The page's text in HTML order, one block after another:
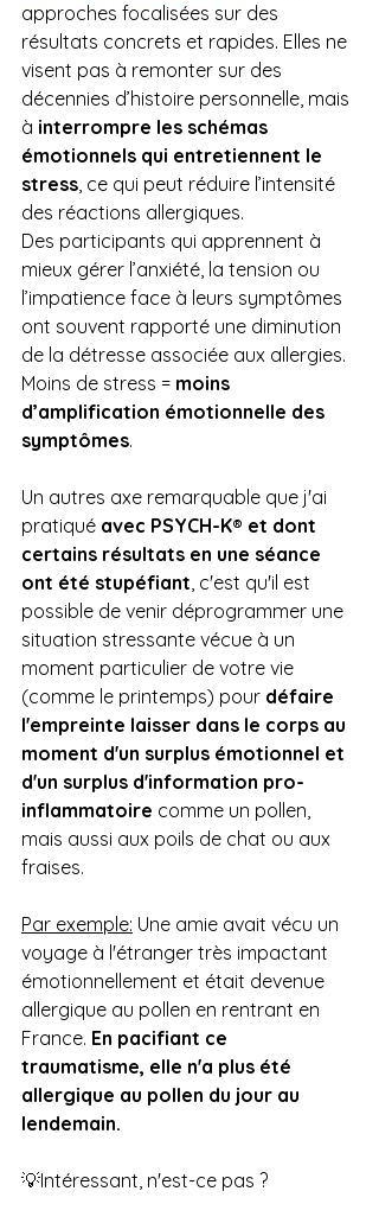
approches focalisées sur des
résultats concrets et rapides. Elles ne
visent pas à remonter sur des
décennies d’histoire personnelle, mais
à interrompre les schémas
émotionnels qui entretiennent le
stress, ce qui peut réduire l’intensité
des réactions allergiques.
Des participants qui apprennent à
mieux gérer l’anxiété, la tension ou
l’impatience face à leurs symptômes
ont souvent rapporté une diminution
de la détresse associée aux allergies.
Moins de stress = moins
d’amplification émotionnelle des
symptômes.
Un autres axe remarquable que j'ai
pratiqué avec PSYCH-K® et dont
certains résultats en une séance
ont été stupéfiant, c'est qu'il est
possible de venir déprogrammer une
situation stressante vécue à un
moment particulier de votre vie
(comme le printemps) pour défaire
l'empreinte laisser dans le corps au
moment d'un surplus émotionnel et
d'un surplus d'information pro-
inflammatoire comme un pollen,
mais aussi aux poils de chat ou aux
fraises.
Par exemple: Une amie avait vécu un
voyage à l'étranger très impactant
émotionnellement et était devenue
allergique au pollen en rentrant en
France. En pacifiant ce
traumatisme, elle n'a plus été
allergique au pollen du jour au
lendemain.
💡Intéressant, n'est-ce pas ?